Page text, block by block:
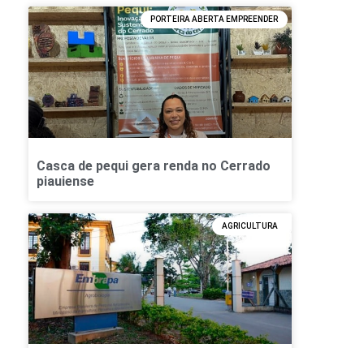
PORTEIRA ABERTA EMPREENDER
Casca de pequi gera renda no Cerrado
piauiense
AGRICULTURA